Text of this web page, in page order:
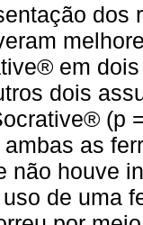
dos
em
dois
(p
as
não houve
de uma